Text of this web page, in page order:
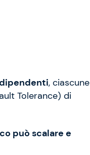
, ciascune
Tolerance) di
può scalare e